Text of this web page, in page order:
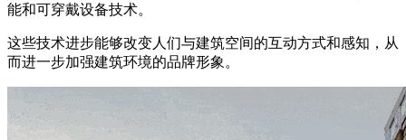
能和可穿戴设备技术。
这些技术进步能够改变人们与建筑空间的互动方式和感知，从
而进一步加强建筑环境的品牌形象。